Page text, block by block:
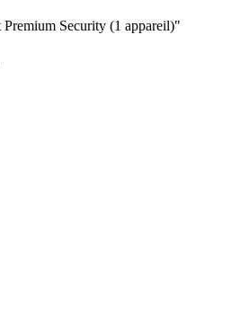
Security (1 appareil)"